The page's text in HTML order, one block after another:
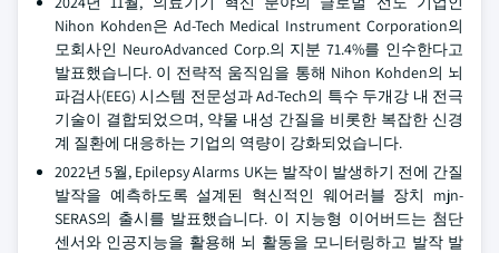
Nihon Kohden은 Ad-Tech Medical Instrument Corporation의
모회사인 NeuroAdvanced Corp.의 지분 71.4%를 인수한다고
발표했습니다. 이 전략적 움직임을 통해 Nihon Kohden의 뇌
파검사(EEG) 시스템 전문성과 Ad-Tech의 특수 두개강 내 전극
기술이 결합되었으며, 약물 내성 간질을 비롯한 복잡한 신경
계 질환에 대응하는 기업의 역량이 강화되었습니다.
2022년 5월, Epilepsy Alarms UK는 발작이 발생하기 전에 간질
발작을 예측하도록 설계된 혁신적인 웨어러블 장치 mjn-
SERAS의 출시를 발표했습니다. 이 지능형 이어버드는 첨단
센서와 인공지능을 활용해 뇌 활동을 모니터링하고 발작 발